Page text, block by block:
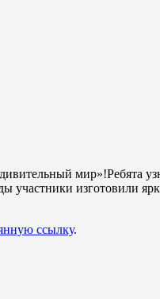
мир»!Ребята
участники изготовили
ссылку.